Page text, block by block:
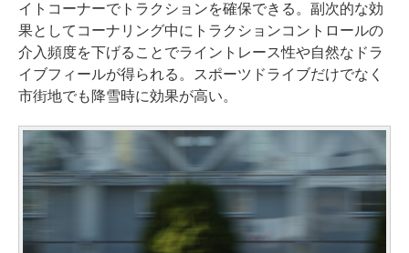
イトコーナーでトラクションを確保できる。副次的な効
果としてコーナリング中にトラクションコントロールの
介入頻度を下げることでライントレース性や自然なドラ
イブフィールが得られる。スポーツドライブだけでなく
市街地でも降雪時に効果が高い。